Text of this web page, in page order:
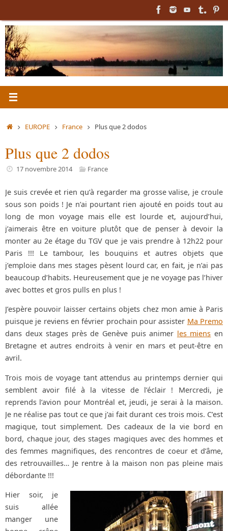
au
contenu
AccueilEUROPE France Plus que 2 dodos
Plus que 2 dodos
17 novembre 2014 France
Je suis crevée et rien qu’à regarder ma grosse valise, je croule
sous son poids ! Je n’ai pourtant rien ajouté en poids tout au
long de mon voyage mais elle est lourde et, aujourd’hui,
j’aimerais être en voiture plutôt que de penser à devoir la
monter au 2e étage du TGV que je vais prendre à 12h22 pour
Paris !!! Le tambour, les bouquins et autres objets que
j’emploie dans mes stages pèsent lourd car, en fait, je n’ai pas
beaucoup d’habits. Heureusement que je ne voyage pas l’hiver
avec bottes et gros pulls en plus !
J’espère pouvoir laisser certains objets chez mon amie à Paris
puisque je reviens en février prochain pour assister Ma Premo
dans deux stages près de Genève puis animer les miens en
Bretagne et autres endroits à venir en mars et peut-être en
avril.
Trois mois de voyage tant attendus au printemps dernier qui
semblent avoir filé à la vitesse de l’éclair ! Mercredi, je
reprends l’avion pour Montréal et, jeudi, je serai à la maison.
Je ne réalise pas tout ce que j’ai fait durant ces trois mois. C’est
magique, tout simplement. Des cadeaux de la vie bord en
bord, chaque jour, des stages magiques avec des hommes et
des femmes magnifiques, des rencontres de coeur et d’âme,
des retrouvailles… Je rentre à la maison non pas pleine mais
débordante !!!
Hier soir, je
suis allée
manger une